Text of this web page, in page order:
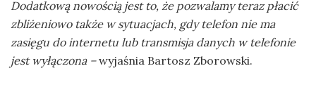
Dodatkową nowością jest to, że pozwalamy teraz płacić
zbliżeniowo także w sytuacjach, gdy telefon nie ma
zasięgu do internetu lub transmisja danych w telefonie
jest wyłączona –wyjaśnia Bartosz Zborowski.